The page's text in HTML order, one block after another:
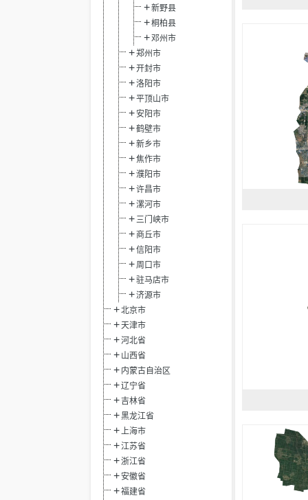
新野县
桐柏县
邓州市
郑州市
开封市
洛阳市
平顶山市
安阳市
鹤壁市
新乡市
焦作市
濮阳市
许昌市
漯河市
三门峡市
商丘市
信阳市
周口市
驻马店市
济源市
北京市
天津市
河北省
山西省
内蒙古自治区
辽宁省
吉林省
黑龙江省
上海市
江苏省
浙江省
安徽省
福建省